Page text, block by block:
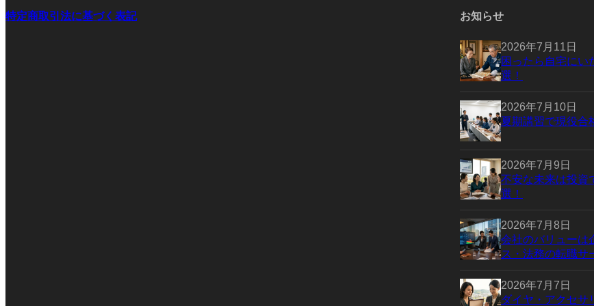
特定商取引法に基づく表記 お知らせ
2026年7月11日
困ったら自宅にい
選！
2026年7月10日
夏期講習で現役合
2026年7月9日
不安な未来は投資
選！
2026年7月8日
会社のバリューは
ス・法務の転職サ
2026年7月7日
ダイヤ・アクセサ